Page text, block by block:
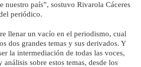
nuestro país”, sostuvo Rivarola Cáceres
periódico.
llenar un vacío en el periodismo, cual
dos grandes temas y sus derivados. Y
la intermediación de todas las voces,
sobre estos temas, desde los